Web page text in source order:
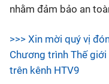
nhằm đảm bảo an
>>> Xin mời quý vị
Chương trình Thế
trên kênh HTV9